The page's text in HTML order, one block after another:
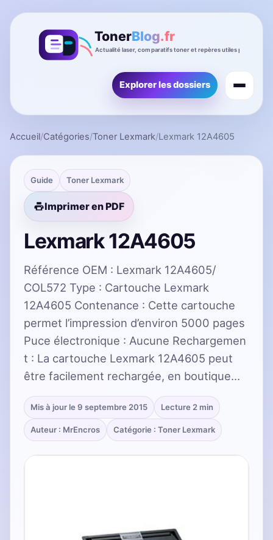
Explorer les dossiers
Accueil/Catégories/Toner Lexmark/Lexmark 12A4605
Guide Toner Lexmark
Imprimer en PDF
Lexmark 12A4605
Référence OEM : Lexmark 12A4605/
COL572 Type : Cartouche Lexmark
12A4605 Contenance : Cette cartouche
permet l’impression d’environ 5000 pages
Puce électronique : Aucune Rechargemen
t : La cartouche Lexmark 12A4605 peut
être facilement rechargée, en boutique…
Mis à jour le 9 septembre 2015 Lecture 2 min
Auteur : MrEncros Catégorie : Toner Lexmark